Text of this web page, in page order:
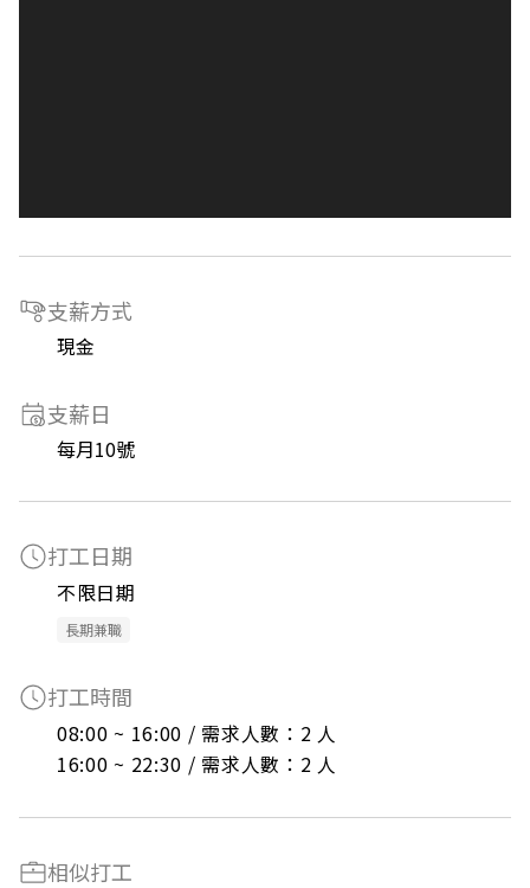
支薪方式
現金
支薪日
每月10號
打工日期
不限日期
長期兼職
打工時間
08:00 ~ 16:00 / 需求人數：2 人
16:00 ~ 22:30 / 需求人數：2 人
相似打工